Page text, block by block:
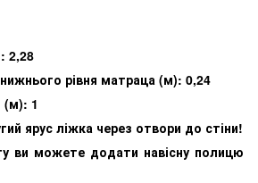
2,28
рівня матраца (м): 0,24
(м): 1
ярус ліжка через отвори до стіни!
ви можете додати навісну полицю